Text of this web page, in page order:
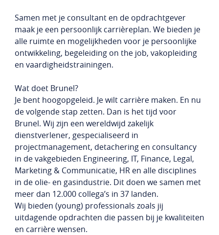
Samen met je consultant en de opdrachtgever
maak je een persoonlijk carrièreplan. We bieden je
alle ruimte en mogelijkheden voor je persoonlijke
ontwikkeling, begeleiding on the job, vakopleiding
en vaardigheidstrainingen.
Wat doet Brunel?
Je bent hoogopgeleid. Je wilt carrière maken. En nu
de volgende stap zetten. Dan is het tijd voor
Brunel. Wij zijn een wereldwijd zakelijk
dienstverlener, gespecialiseerd in
projectmanagement, detachering en consultancy
in de vakgebieden Engineering, IT, Finance, Legal,
Marketing & Communicatie, HR en alle disciplines
in de olie- en gasindustrie. Dit doen we samen met
meer dan 12.000 collega’s in 37 landen.
Wij bieden (young) professionals zoals jij
uitdagende opdrachten die passen bij je kwaliteiten
en carrière wensen.